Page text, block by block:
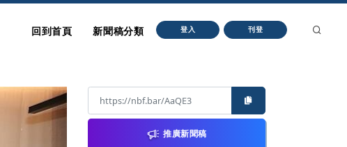
回到首頁 新聞稿分類 登入 刊登
推廣新聞稿